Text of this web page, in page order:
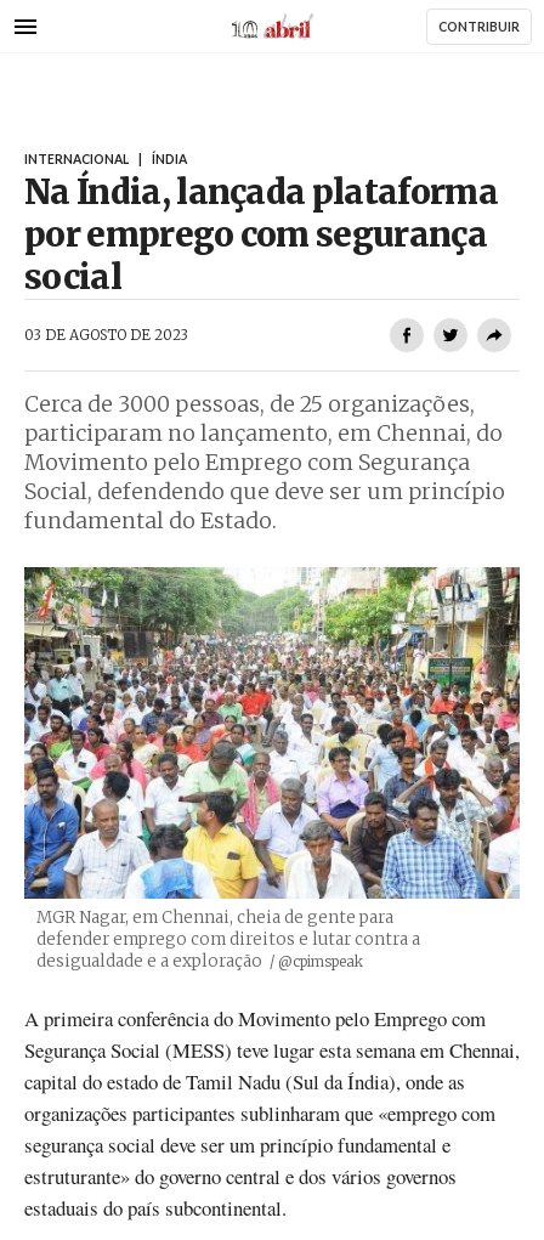
para
AbrilAbril CONTRIBUIR
INTERNACIONAL ÍNDIA
Na Índia, lançada plataforma
por emprego com segurança
social
03 DE AGOSTO DE 2023
Cerca de 3000 pessoas, de 25 organizações,
participaram no lançamento, em Chennai, do
Movimento pelo Emprego com Segurança
Social, defendendo que deve ser um princípio
fundamental do Estado.
MGR Nagar, em Chennai, cheia de gente para
defender emprego com direitos e lutar contra a
desigualdade e a exploração Créditos
/ @cpimspeak
A primeira conferência do Movimento pelo Emprego com
Segurança Social (MESS) teve lugar esta semana em Chennai,
capital do estado de Tamil Nadu (Sul da Índia), onde as
organizações participantes sublinharam que «emprego com
segurança social deve ser um princípio fundamental e
estruturante» do governo central e dos vários governos
estaduais do país subcontinental.